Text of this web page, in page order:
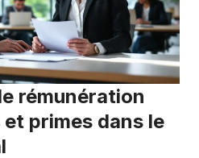
rémunération
primes dans le